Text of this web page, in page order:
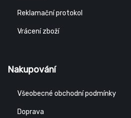
Reklamační protokol
Vrácení zboží
Nakupování
Všeobecné obchodní podmínky
Doprava